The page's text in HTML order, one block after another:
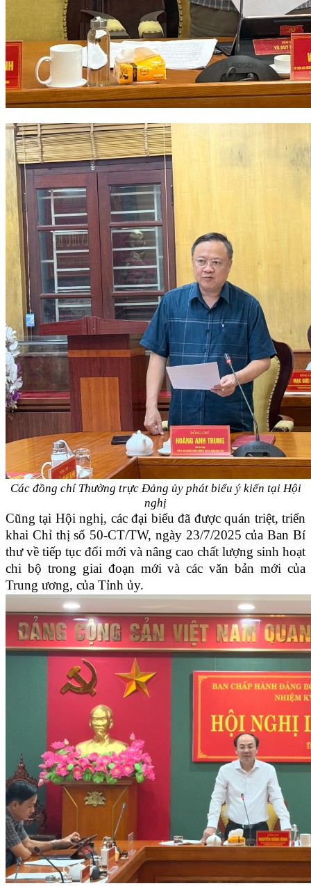
Các đồng chí Thường trực Đảng ủy phát biểu ý kiến tại Hội
nghị
Cũng tại Hội nghị, các đại biểu đã được quán triệt, triển
khai Chỉ thị số 50-CT/TW, ngày 23/7/2025 của Ban Bí
thư về tiếp tục đổi mới và nâng cao chất lượng sinh hoạt
chi bộ trong giai đoạn mới và các văn bản mới của
Trung ương, của Tỉnh ủy.